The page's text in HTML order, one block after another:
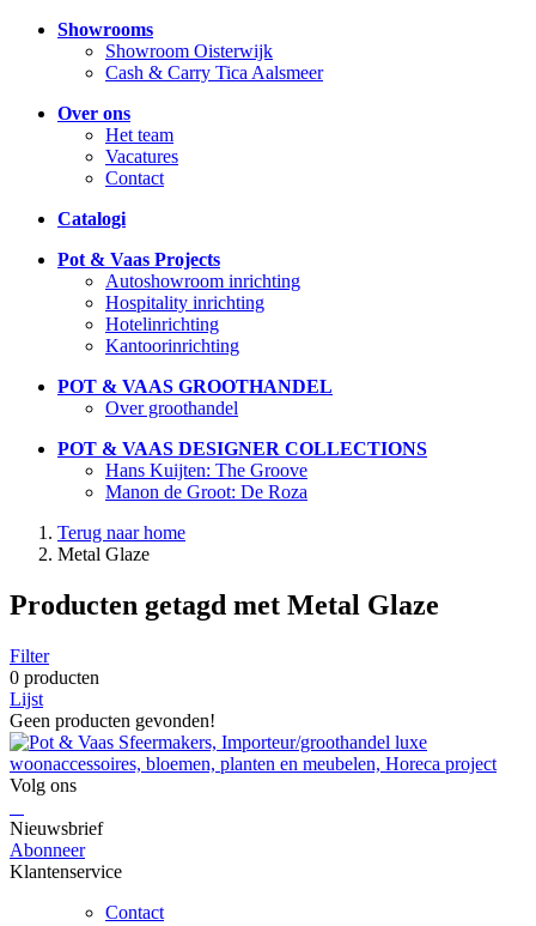
Showrooms
Showroom Oisterwijk
Cash & Carry Tica Aalsmeer
Over ons
Het team
Vacatures
Contact
Catalogi
Pot & Vaas Projects
Autoshowroom inrichting
Hospitality inrichting
Hotelinrichting
Kantoorinrichting
POT & VAAS GROOTHANDEL
Over groothandel
POT & VAAS DESIGNER COLLECTIONS
Hans Kuijten: The Groove
Manon de Groot: De Roza
Terug naar home
Metal Glaze
Producten getagd met Metal Glaze
Filter
0 producten
Lijst
Geen producten gevonden!
Volg ons
Nieuwsbrief
Abonneer
Klantenservice
Contact